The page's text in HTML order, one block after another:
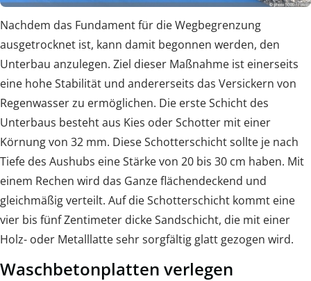
Nachdem das Fundament für die Wegbegrenzung
ausgetrocknet ist, kann damit begonnen werden, den
Unterbau anzulegen. Ziel dieser Maßnahme ist einerseits
eine hohe Stabilität und andererseits das Versickern von
Regenwasser zu ermöglichen. Die erste Schicht des
Unterbaus besteht aus Kies oder Schotter mit einer
Körnung von 32 mm. Diese Schotterschicht sollte je nach
Tiefe des Aushubs eine Stärke von 20 bis 30 cm haben. Mit
einem Rechen wird das Ganze flächendeckend und
gleichmäßig verteilt. Auf die Schotterschicht kommt eine
vier bis fünf Zentimeter dicke Sandschicht, die mit einer
Holz- oder Metalllatte sehr sorgfältig glatt gezogen wird.
Waschbetonplatten verlegen